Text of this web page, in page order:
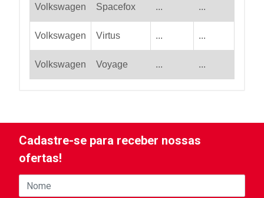
Volkswagen Spacefox ... ...
Volkswagen Virtus ... ...
Volkswagen Voyage ... ...
Cadastre-se para receber nossas
ofertas!